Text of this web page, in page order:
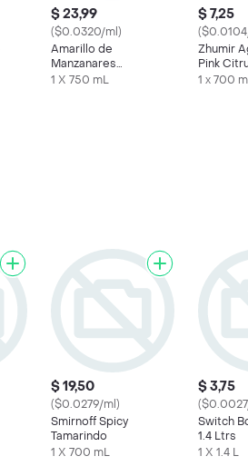
$ 23,99
($0.0320/ml)
Amarillo de
Manzanares
Aguardiente
1 X 750 mL
$ 7,25
Zhumir
Pink
1 x 700
$ 19,50
($0.0279/ml)
Smirnoff Spicy
Tamarindo
1 X 700 mL
$ 3,75
Switch
1.4 Ltrs
1 X 1.4 L